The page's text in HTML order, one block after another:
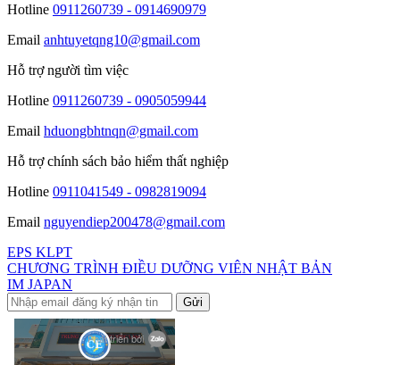
Hotline 0911260739 - 0914690979
Email anhtuyetqng10@gmail.com
Hỗ trợ người tìm việc
Hotline 0911260739 - 0905059944
Email hduongbhtnqn@gmail.com
Hỗ trợ chính sách bảo hiểm thất nghiệp
Hotline 0911041549 - 0982819094
Email nguyendiep200478@gmail.com
EPS KLPT
CHƯƠNG TRÌNH ĐIỀU DƯỠNG VIÊN NHẬT BẢN
IM JAPAN
Gửi